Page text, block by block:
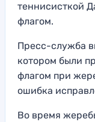
теннисисткой
флагом.
Пресс-служба
котором были
флагом при
ошибка
Во время